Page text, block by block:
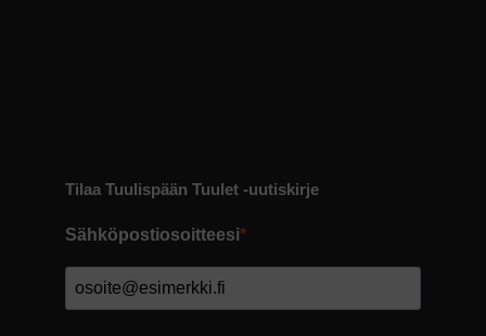
Tilaa Tuulispään Tuulet -uutiskirje
Sähköpostiosoitteesi